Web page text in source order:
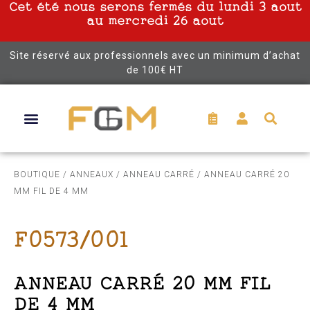
Cet été nous serons fermés du lundi 3 aout
au mercredi 26 aout
Site réservé aux professionnels avec un minimum d’achat
de 100€ HT
BOUTIQUE / ANNEAUX / ANNEAU CARRÉ / ANNEAU CARRÉ 20
MM FIL DE 4 MM
F0573/001
ANNEAU CARRÉ 20 MM FIL
DE 4 MM